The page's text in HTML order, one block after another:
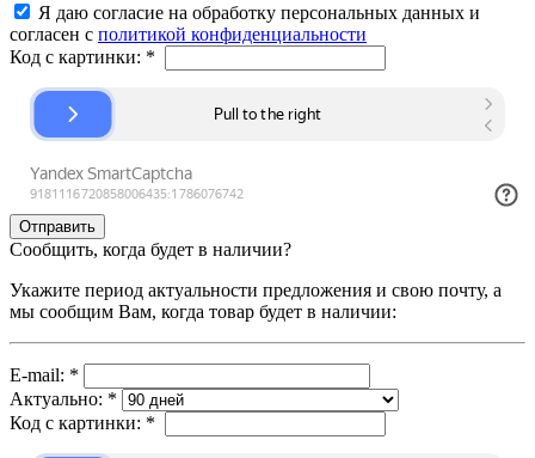
Я даю согласие на обработку персональных данных и
согласен с политикой конфиденциальности
Код с картинки: *
Сообщить, когда будет в наличии?
Укажите период актуальности предложения и свою почту, а
мы сообщим Вам, когда товар будет в наличии:
E-mail: *
Актуально: *
Код с картинки: *